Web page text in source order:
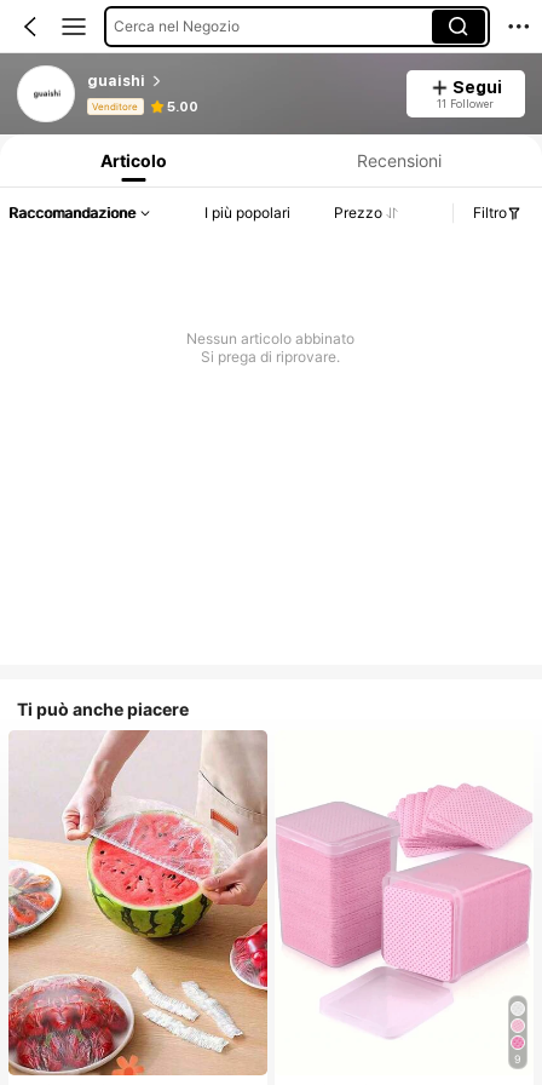
Cerca nel Negozio
guaishi
Venditore 5.00
Segui
11 Follower
Articolo Recensioni
Raccomandazione I più popolari Prezzo Filtro
Nessun articolo abbinato
Si prega di riprovare.
Ti può anche piacere
9